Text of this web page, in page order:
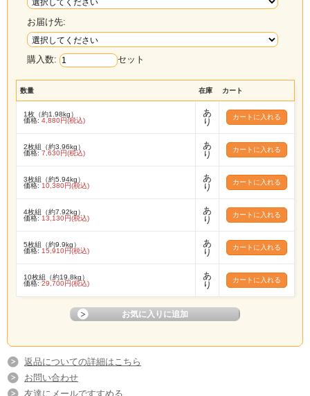
お届け先:
購入数: セット
数量 在庫 カート
1枚（約1.98kg）
価格: 4,880円(税込)
あ
り
2枚組（約3.96kg）
価格: 7,630円(税込)
あ
り
3枚組（約5.94kg）
価格: 10,380円(税込)
あ
り
4枚組（約7.92kg）
価格: 13,130円(税込)
あ
り
5枚組（約9.9kg）
価格: 15,910円(税込)
あ
り
10枚組（約19.8kg）
価格: 29,700円(税込)
あ
り
返品についての詳細はこちら
お問い合わせ
友達にメールですすめる